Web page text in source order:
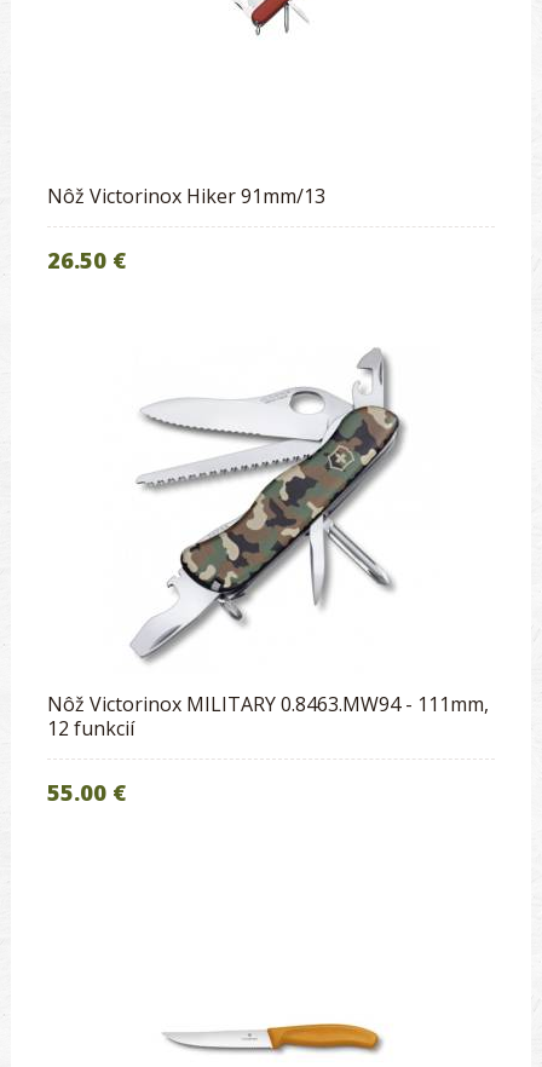
Nôž Victorinox Hiker 91mm/13
26.50 €
Nôž Victorinox MILITARY 0.8463.MW94 - 111mm,
12 funkcií
55.00 €